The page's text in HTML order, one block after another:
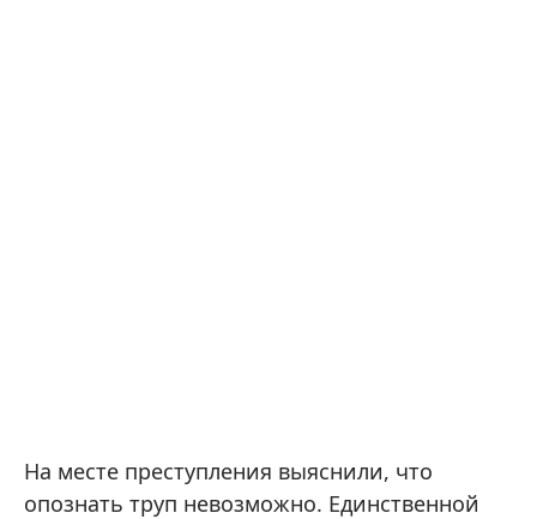
На месте преступления выяснили, что
опознать труп невозможно. Единственной